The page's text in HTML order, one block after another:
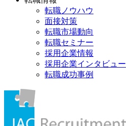
転職ノウハウ
面接対策
転職市場動向
転職セミナー
採用企業情報
採用企業インタビュー
転職成功事例